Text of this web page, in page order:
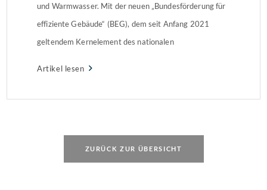
und Warmwasser. Mit der neuen „Bundesförderung für
effiziente Gebäude“ (BEG), dem seit Anfang 2021
geltendem Kernelement des nationalen
Artikel lesen
ZURÜCK ZUR ÜBERSICHT